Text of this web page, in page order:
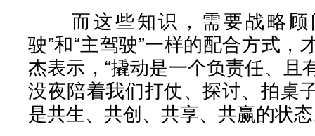
而这些知识，需要战略顾
驶”和“主驾驶”一样的配合方式，
杰表示，“撬动是一个负责任、且
没夜陪着我们打仗、探讨、拍桌
是共生、共创、共享、共赢的状态